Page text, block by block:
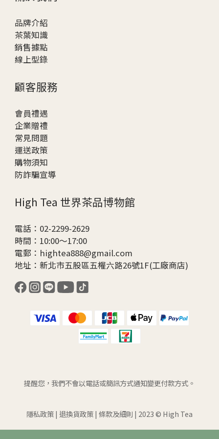
品牌介紹
茶葉知識
銷售據點
線上型錄
顧客服務
會員禮遇
企業贈禮
常見問題
運送政策
購物須知
防詐騙宣導
High Tea 世界茶品博物館
電話：02-2299-2629
時間：10:00～17:00
電郵：hightea888@gmail.com
地址：新北市五股區五權六路26號1F(工廠商店)
提醒您，我們不會以電話或簡訊方式通知變更付款方式。
隱私政策| 退換貨政策| 條款及細則 | 2023 © High Tea